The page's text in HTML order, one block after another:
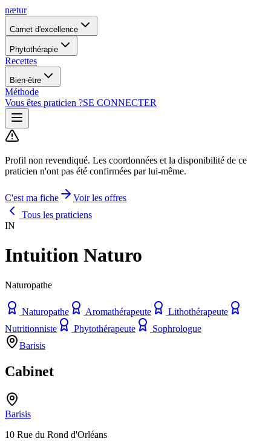
nætur
Carnet d'excellence
Phytothérapie
Recettes
Bien-être
Méthode
Vous êtes praticien ?SE CONNECTER
Profil non revendiqué. Les coordonnées et la disponibilité de ce
praticien n'ont pas été confirmées par lui-même.
C'est ma fiche
Voir les offres
Tous les praticiens
IN
Intuition Naturo
Naturopathe
Naturopathe Aromathérapeute
Lithothérapeute
Nutritionniste
Phytothérapeute
Sophrologue
Barisis
Cabinet
Barisis
10 Rue du Rond d'Orléans